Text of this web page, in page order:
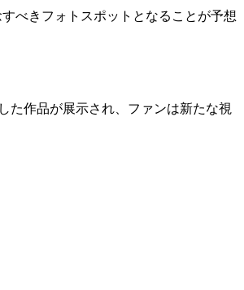
べきフォトスポットとなることが予想
た作品が展示され、ファンは新たな視